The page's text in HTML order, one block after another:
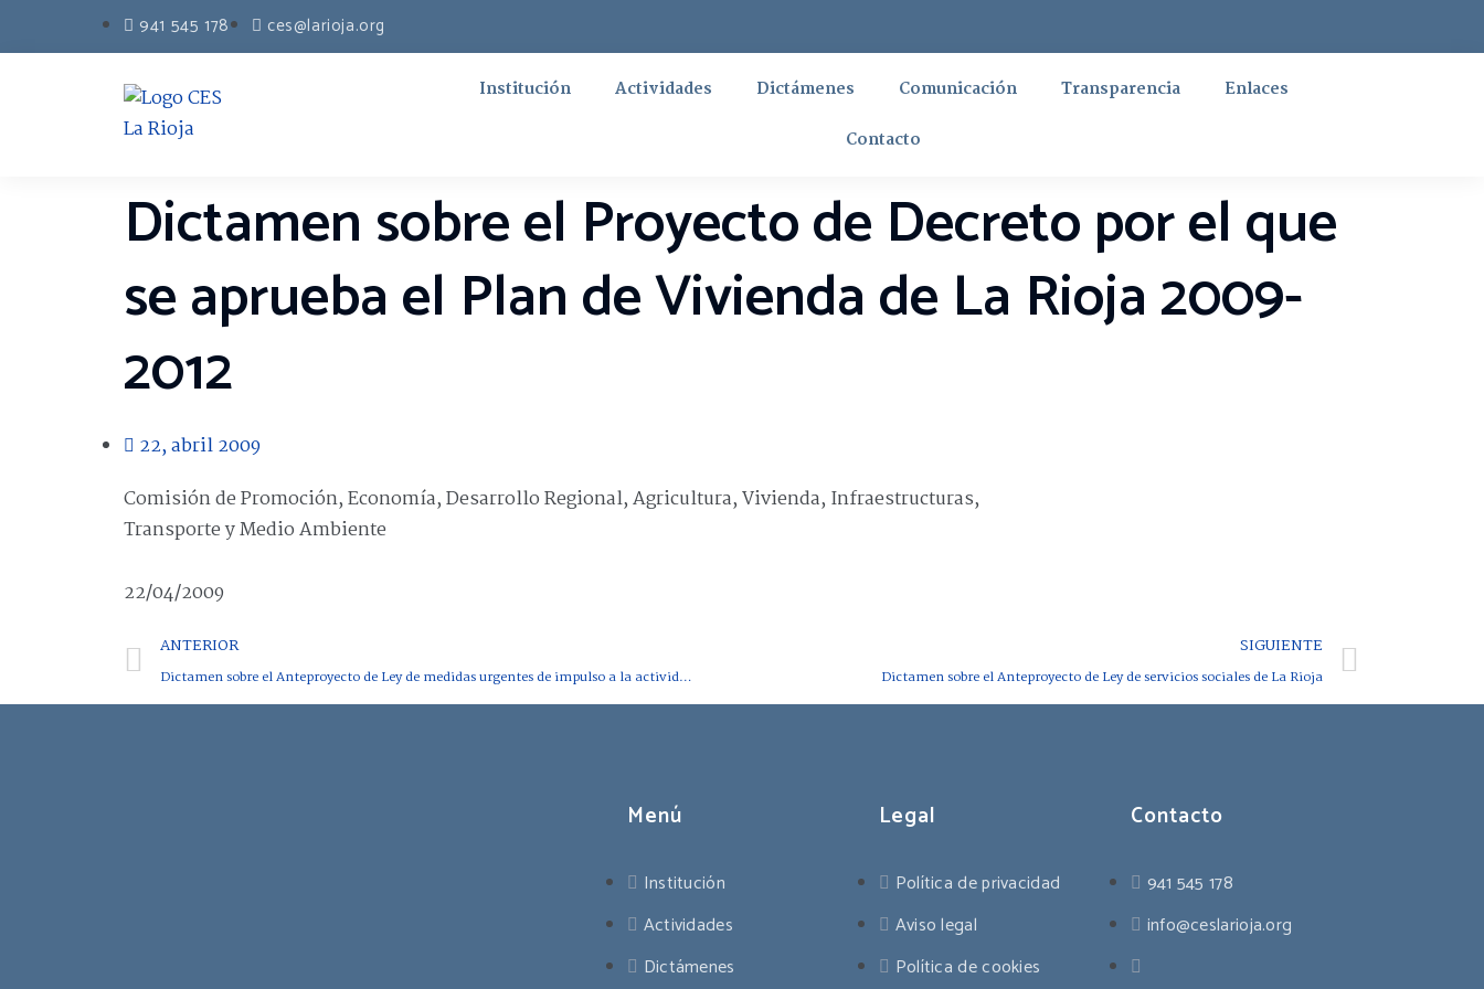
941 545 178 ces@larioja.org
Institución Actividades Dictámenes Comunicación Transparencia
Enlaces
Contacto
Dictamen sobre el Proyecto de Decreto por el que
se aprueba el Plan de Vivienda de La Rioja 2009-
2012
22, abril 2009
Comisión de Promoción, Economía, Desarrollo Regional, Agricultura, Vivienda, Infraestructuras,
Transporte y Medio Ambiente
22/04/2009
ANTERIOR
Dictamen sobre el Anteproyecto de Ley de medidas urgentes de impulso a la actividad económica
SIGUIENTE
Dictamen sobre el Anteproyecto de Ley de servicios sociales de La Rioja
Menú
Institución
Actividades
Dictámenes
Legal
Política de privacidad
Aviso legal
Política de cookies
Contacto
941 545 178
info@ceslarioja.org